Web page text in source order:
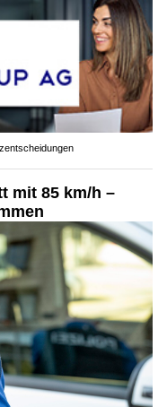
mit 85 km/h –